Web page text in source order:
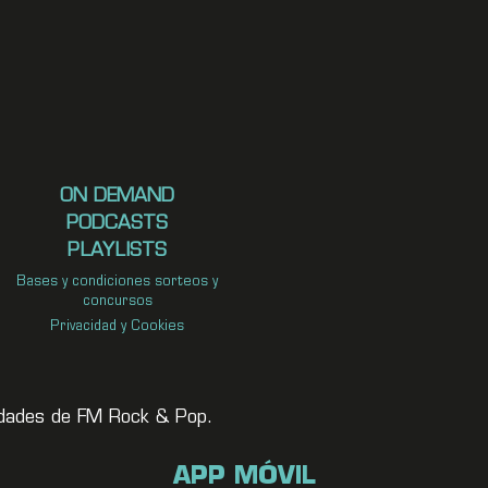
ON DEMAND
PODCASTS
PLAYLISTS
Bases y condiciones sorteos y
concursos
Privacidad y Cookies
de FM Rock & Pop.
APP MÓVIL